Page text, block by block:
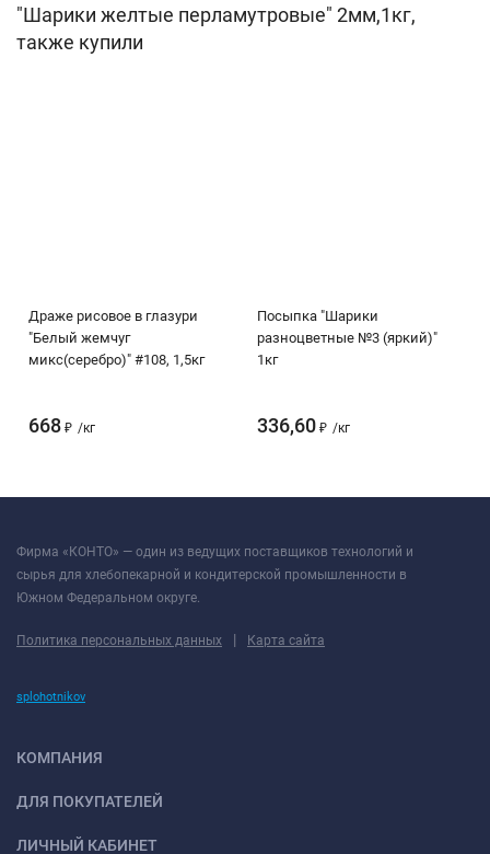
"Шарики желтые перламутровые" 2мм,1кг,
также купили
Драже рисовое в глазури
"Белый жемчуг
микс(серебро)" #108, 1,5кг
668 ₽ /кг
Посыпка "Шарики
разноцветные №3 (яркий)"
1кг
336,60 ₽ /кг
Фирма «КОНТО» — один из ведущих поставщиков технологий и
сырья для хлебопекарной и кондитерской промышленности в
Южном Федеральном округе.
Политика персональных данных | Карта сайта
splohotnikov
КОМПАНИЯ
ДЛЯ ПОКУПАТЕЛЕЙ
ЛИЧНЫЙ КАБИНЕТ